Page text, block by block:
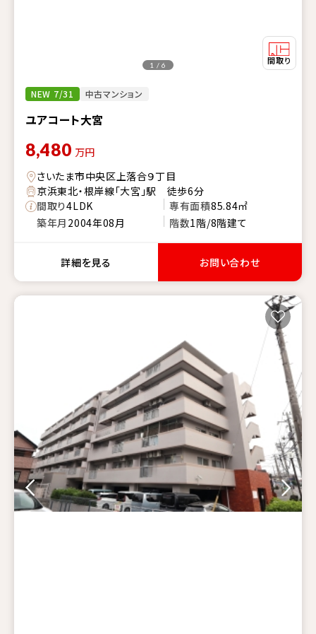
NEW 7/31 中古マンション
ユアコート大宮
1 / 6
8,480 万円
さいたま市中央区上落合９丁目
京浜東北・根岸線「大宮」駅 徒歩6分
間取り4LDK 専有面積85.84㎡
築年月 2004年08月 階数1階/8階建て
詳細を見る お問い合わせ